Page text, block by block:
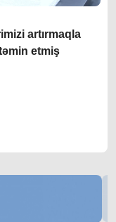
artırmaqla
etmiş